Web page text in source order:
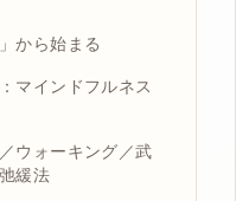
から始まる
マインドフルネス
ウォーキング／武
緩法